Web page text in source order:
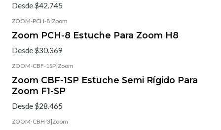
Desde $42.745
ZOOM-PCH-8|Zoom
Zoom PCH-8 Estuche Para Zoom H8
Desde $30.369
ZOOM-CBF-1SP|Zoom
Zoom CBF-1SP Estuche Semi Rígido Para
Zoom F1-SP
Desde $28.465
ZOOM-CBH-3 |Zoom